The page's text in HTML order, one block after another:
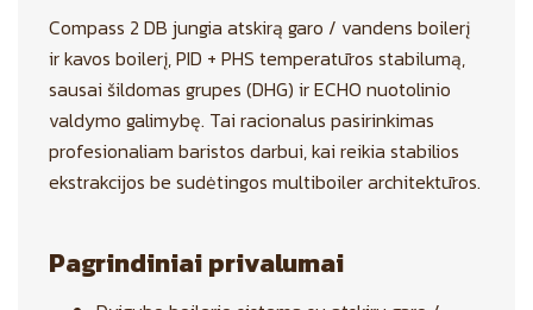
Compass 2 DB jungia atskirą garo / vandens boilerį
ir kavos boilerį, PID + PHS temperatūros stabilumą,
sausai šildomas grupes (DHG) ir ECHO nuotolinio
valdymo galimybę. Tai racionalus pasirinkimas
profesionaliam baristos darbui, kai reikia stabilios
ekstrakcijos be sudėtingos multiboiler architektūros.
Pagrindiniai privalumai